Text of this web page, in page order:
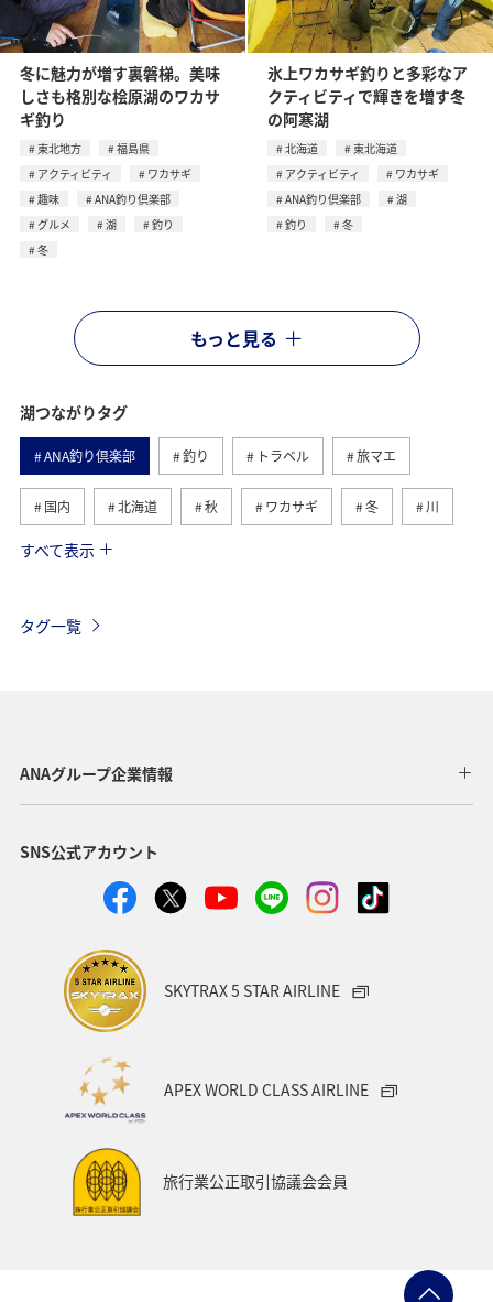
冬に魅力が増す裏磐梯。美味
しさも格別な桧原湖のワカサ
ギ釣り
東北地方
福島県
アクティビティ
ワカサギ
趣味
ANA釣り倶楽部
グルメ
湖
釣り
冬
氷上ワカサギ釣りと多彩なア
クティビティで輝きを増す冬
の阿寒湖
北海道
東北海道
アクティビティ
ワカサギ
ANA釣り倶楽部
湖
釣り
冬
もっと見る
湖つながりタグ
ANA釣り倶楽部 釣り トラベル 旅マエ
国内 北海道 秋 ワカサギ 冬 川
旅ナカ
青森県 東北地方 中国地方 関西地方
フナ 趣味
高知県 広島県 愛知県
九州地方
洞爺湖 アマゴ
東北海道
イワナ ヤマメ
すべて表示
タグ一覧
ANAグループ企業情報
SNS公式アカウント
SKYTRAX 5 STAR AIRLINE
APEX WORLD CLASS AIRLINE
旅行業公正取引協議会会員